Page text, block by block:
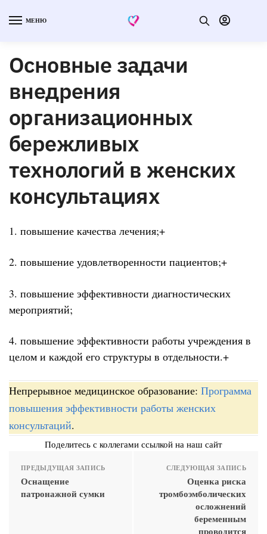
МЕНЮ
Основные задачи
внедрения
организационных
бережливых
технологий в женских
консультациях
1. повышение качества лечения;+
2. повышение удовлетворенности пациентов;+
3. повышение эффективности диагностических
мероприятий;
4. повышение эффективности работы учреждения в
целом и каждой его структуры в отдельности.+
Непрерывное медицинское образование: Программа
повышения эффективности работы женских
консультаций.
Поделитесь с коллегами ссылкой на наш сайт
ПРЕДЫДУЩАЯ ЗАПИСЬ
Оснащение
патронажной сумки
СЛЕДУЮЩАЯ ЗАПИСЬ
Оценка риска
тромбоэмболических
осложнений
беременным
проводится